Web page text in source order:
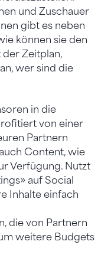
und Zuschauer
gibt es neben
können sie den
Zeitplan,
wer sind die
in die
von einer
Partnern
Content, wie
Verfügung. Nutzt
auf Social
Inhalte einfach
die von Partnern
weitere Budgets